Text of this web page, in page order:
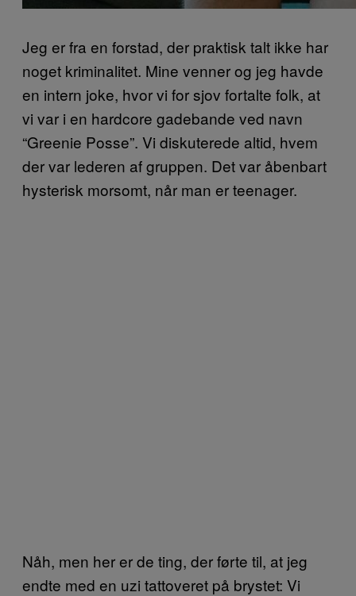
Jeg er fra en forstad, der praktisk talt ikke har
noget kriminalitet. Mine venner og jeg havde
en intern joke, hvor vi for sjov fortalte folk, at
vi var i en hardcore gadebande ved navn
“Greenie Posse”. Vi diskuterede altid, hvem
der var lederen af gruppen. Det var åbenbart
hysterisk morsomt, når man er teenager.
Nåh, men her er de ting, der førte til, at jeg
endte med en uzi tattoveret på brystet: Vi